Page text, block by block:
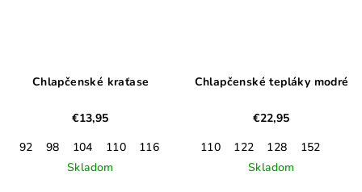
Chlapčenské kraťase
€13,95
92
98 104 110 116
Skladom
Chlapčenské tepláky modré
€22,95
110
122 128
152
Skladom